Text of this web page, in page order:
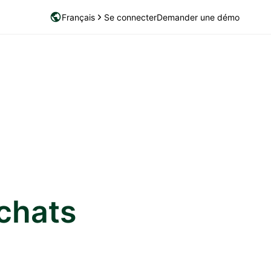
Français Se connecterDemander une démo